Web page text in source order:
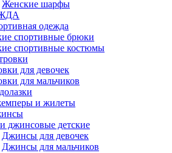
Женские шарфы
одежда
спортивные брюки
спортивные костюмы
для девочек
для мальчиков
и жилеты
джинсовые детские
Джинсы для девочек
Джинсы для мальчиков